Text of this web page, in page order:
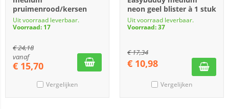
pruimenrood/kersen
Uit voorraad leverbaar.
Voorraad: 17
€24,18
vanaf
€ 15,70
Vergelijken
neon geel blister à 1 stuk
Uit voorraad leverbaar.
Voorraad: 37
€17,34
€ 10,98
Vergelijken